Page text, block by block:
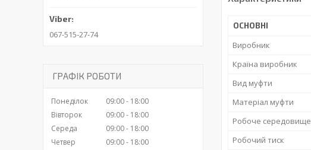
ОСНОВНІ
Виробник
Країна виробник
Вид муфти
Матеріал муфти
Робоче середовище
Робочий тиск
067-515-27-74
ГРАФІК РОБОТИ
Понеділок 09:00
18:00
Вівторок
09:00
18:00
Середа
09:00
18:00
Четвер
09:00
18:00